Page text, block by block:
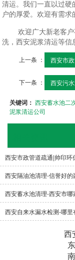
清运。我们一直以过硬
户的厚爱。欢迎有需求
欢迎广大新老客
洗，西安泥浆清运等信
上一条 ： 西安市
下一条 ： 西安污
关键词：西安蓄水池二
泥浆清运公司
西安市政管道疏通|帅印环
西安隔油池清理-信誉好
西安蓄水池清理-西安市哪
西安自来水漏水检测-哪
西